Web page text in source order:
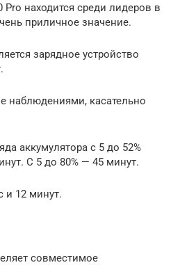
Pro находится среди лидеров в
приличное значение.
зарядное устройство
наблюдениями, касательно
аккумулятора с 5 до 52%
С 5 до 80% — 45 минут.
и 12 минут.
совместимое